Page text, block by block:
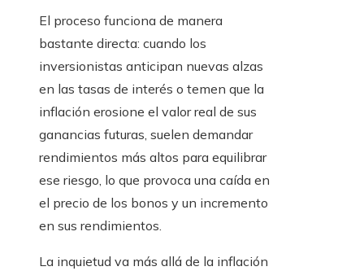
El proceso funciona de manera
bastante directa: cuando los
inversionistas anticipan nuevas alzas
en las tasas de interés o temen que la
inflación erosione el valor real de sus
ganancias futuras, suelen demandar
rendimientos más altos para equilibrar
ese riesgo, lo que provoca una caída en
el precio de los bonos y un incremento
en sus rendimientos.
La inquietud va más allá de la inflación